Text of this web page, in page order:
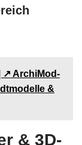
↗️ ArchiMod-
&
& 3D-